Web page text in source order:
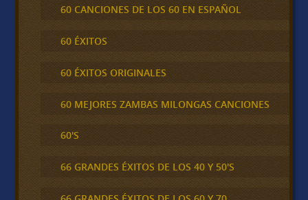
60 CANCIONES DE LOS 60 EN ESPAÑOL
60 ÉXITOS
60 ÉXITOS ORIGINALES
60 MEJORES ZAMBAS MILONGAS CANCIONES
60'S
66 GRANDES ÉXITOS DE LOS 40 Y 50'S